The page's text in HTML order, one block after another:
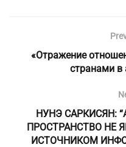
«Отражение
странами
НУНЭ САРКИСЯН:
ПРОСТРАНСТВО НЕ
ИСТОЧНИКОМ